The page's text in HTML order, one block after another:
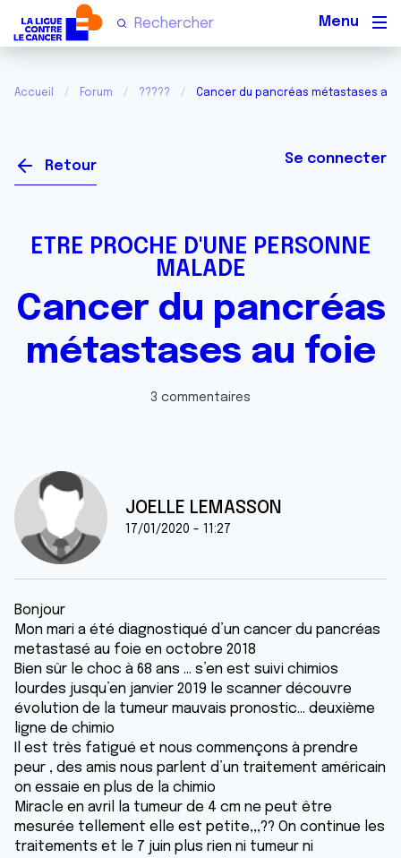
Accueil Forum ????? Cancer du pancréas métastases au
Retour Se connecter
ETRE PROCHE D'UNE PERSONNE
MALADE
Cancer du pancréas
métastases au foie
3 commentaires
JOELLE LEMASSON
17/01/2020 - 11:27
Bonjour
Mon mari a été diagnostiqué d’un cancer du pancréas
metastasé au foie en octobre 2018
Bien sûr le choc à 68 ans ... s’en est suivi chimios
lourdes jusqu’en janvier 2019 le scanner découvre
évolution de la tumeur mauvais pronostic... deuxième
ligne de chimio
Il est très fatigué et nous commençons à prendre
peur , des amis nous parlent d’un traitement américain
on essaie en plus de la chimio
Miracle en avril la tumeur de 4 cm ne peut être
mesurée tellement elle est petite,,,?? On continue les
traitements et le 7 juin plus rien ni tumeur ni